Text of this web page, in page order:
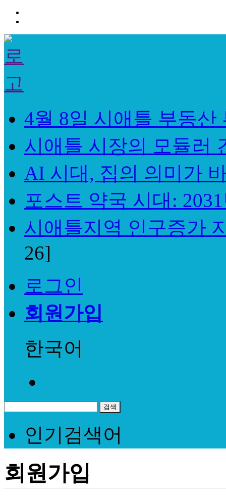
4월 8일 시애틀 부동산
시애틀 시장의 모듈러
AI 시대, 집의 의미가
포스트 약국 시대:
시애틀지역 인구증가
26]
로그인
회원가입
한국어
인기검색어
회원가입